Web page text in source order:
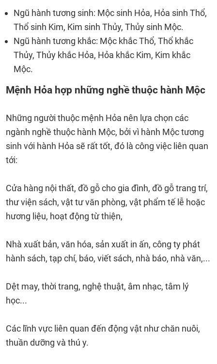
Ngũ hành tương sinh: Mộc sinh Hỏa, Hỏa sinh Thổ,
Thổ sinh Kim, Kim sinh Thủy, Thủy sinh Mộc.
Ngũ hành tương khắc: Mộc khắc Thổ, Thổ khắc
Thủy, Thủy khắc Hỏa, Hỏa khắc Kim, Kim khắc
Mộc.
Mệnh Hỏa hợp những nghề thuộc hành Mộc
Những người thuộc mệnh Hỏa nên lựa chọn các
ngành nghề thuộc hành Mộc, bởi vì hành Mộc tương
sinh với hành Hỏa sẽ rất tốt, đó là công việc liên quan
tới:
Cửa hàng nội thất, đồ gỗ cho gia đình, đồ gỗ trang trí,
thư viện sách, vật tư văn phòng, vật phẩm tế lễ hoặc
hương liệu, hoạt động từ thiện,
Nhà xuất bản, văn hóa, sản xuất in ấn, công ty phát
hành sách, tạp chí, báo, viết sách, nhà báo, nhà văn,...
Dệt may, thời trang, nghệ thuật, âm nhạc, tâm lý
học...
Các lĩnh vực liên quan đến động vật như chăn nuôi,
thuần dưỡng và thú y.